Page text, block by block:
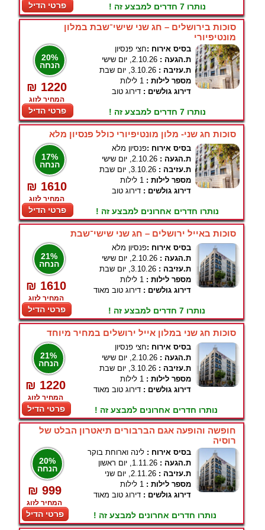
פרטי הדיל נותרו 7 חדרים למבצע זה !
סוכות בירושלים – חג שני שישי־שבת במלון
מונטיפיורי
20%
הנחה
₪ 1220
המחיר לזוג
פרטי הדיל
בסיס אירוח :חצי פנסיון
ת.הגעה : 2.10.26, יום שישי
ת.עזיבה : 3.10.26, יום שבת
מספר לילות : 1 לילות
דירוג גולשים : דירוג טוב
נותרו 7 חדרים למבצע זה !
סוכות חג שני- מלון מונטיפיורי כולל פנסיון מלא
17%
הנחה
₪ 1610
המחיר לזוג
פרטי הדיל
בסיס אירוח :פנסיון מלא
ת.הגעה : 2.10.26, יום שישי
ת.עזיבה : 3.10.26, יום שבת
מספר לילות : 1 לילות
דירוג גולשים : דירוג טוב
נותרו חדרים אחרונים למבצע זה !
סוכות באייל ירושלים – חג שני שישי־שבת
21%
הנחה
₪ 1610
המחיר לזוג
פרטי הדיל
בסיס אירוח :פנסיון מלא
ת.הגעה : 2.10.26, יום שישי
ת.עזיבה : 3.10.26, יום שבת
מספר לילות : 1 לילות
דירוג גולשים : דירוג טוב מאוד
נותרו 7 חדרים למבצע זה !
סוכות חג שני במלון אייל ירושלים במחיר מיוחד
21%
הנחה
₪ 1220
המחיר לזוג
פרטי הדיל
בסיס אירוח :חצי פנסיון
ת.הגעה : 2.10.26, יום שישי
ת.עזיבה : 3.10.26, יום שבת
מספר לילות : 1 לילות
דירוג גולשים : דירוג טוב מאוד
נותרו חדרים אחרונים למבצע זה !
חופשה והופעה אגם הברבורים תיאטרון הבלט של
רוסיה
20%
הנחה
₪ 999
המחיר לזוג
פרטי הדיל
בסיס אירוח : לינה וארוחת בוקר
ת.הגעה : 1.11.26, יום ראשון
ת.עזיבה : 2.11.26, יום שני
מספר לילות : 1 לילות
דירוג גולשים : דירוג טוב מאוד
נותרו חדרים אחרונים למבצע זה !